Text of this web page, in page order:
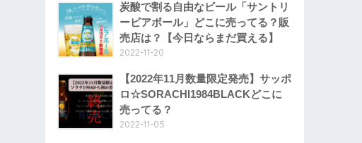
炭酸で割る自由なビール「サントリ
ービアボール」どこに売ってる？販
売店は？【今日ならまだ買える】
2022-11-20
【2022年11月数量限定発売】サッポ
ロ☆SORACHI1984BLACKどこに
売ってる？
2022-11-05